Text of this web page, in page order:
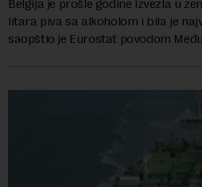
Belgija je prošle godine izvezla u
litara piva sa alkoholom i bila je
saopštio je Eurostat povodom